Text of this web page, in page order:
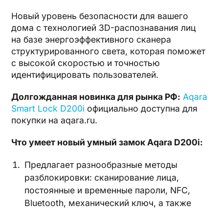
Новый уровень безопасности для вашего
дома с технологией 3D-распознавания лиц
на базе энергоэффективного сканера
структурированного света, которая поможет
с высокой скоростью и точностью
идентифицировать пользователей.
Долгожданная новинка для рынка РФ: Aqara
Smart Lock D200i официально доступна для
покупки на aqara.ru.
Что умеет новый умный замок Aqara D200i:
Предлагает разнообразные методы
разблокировки: сканирование лица,
постоянные и временные пароли, NFC,
Bluetooth, механический ключ, а также